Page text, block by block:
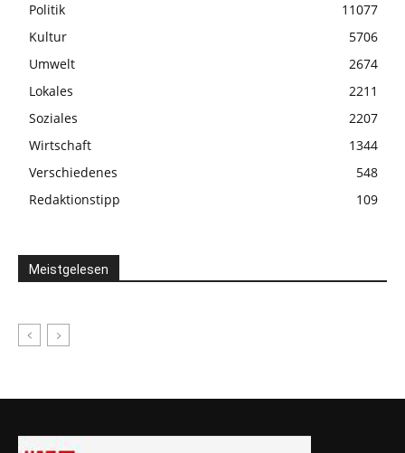
Politik
11077
Kultur
5706
Umwelt
2674
Lokales
2211
Soziales
2207
Wirtschaft
1344
Verschiedenes
548
Redaktionstipp
109
Meistgelesen